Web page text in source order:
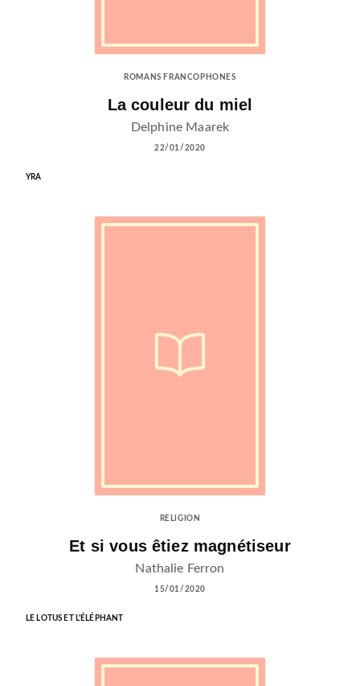
ROMANS FRANCOPHONES
La couleur du miel
Delphine Maarek
22/01/2020
YRA
RELIGION
Et si vous êtiez magnétiseur
Nathalie Ferron
15/01/2020
LE LOTUS ET L'ÉLÉPHANT